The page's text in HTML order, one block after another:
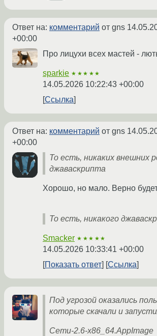
Ответ на: комментарий от gns
+00:00
Про лицухи всех мастей -
sparkie ★★★★★
14.05.2026 10:22:43 +00:00
Ссылка
Ответ на: комментарий от gns
+00:00
То есть, никаких внешних
джаваскрипта
Хорошо, но мало. Верно будет
То есть, никакого
Smacker ★★★★★
14.05.2026 10:33:41 +00:00
Показать ответ
Ссылка
Под угрозой оказались
которые скачали и
Cemu-2.6-x86_64.AppImage